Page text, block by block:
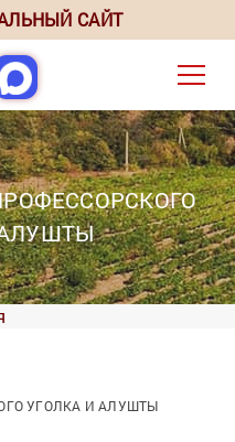
САЙТ
УГОЛКА И АЛУШТЫ